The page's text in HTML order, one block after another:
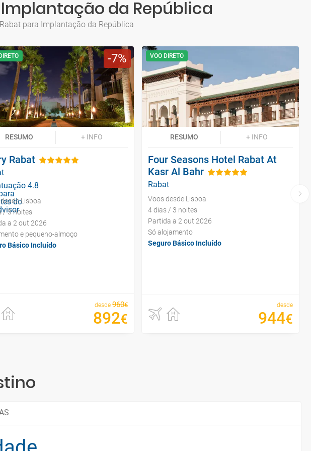
da República
para Implantação da República
7
RESUMO + INFO
Rabat
Lisboa
/ 3 noites
a 2 out 2026
e pequeno-almoço
Básico Incluído
desde 960€
892€
VOO DIRETO
RESUMO + INFO
Four Seasons Hotel Rabat At
Kasr Al Bahr
Rabat
Voos desde Lisboa
4 dias / 3 noites
Partida a 2 out 2026
Só alojamento
Seguro Básico Incluído
desde
944€